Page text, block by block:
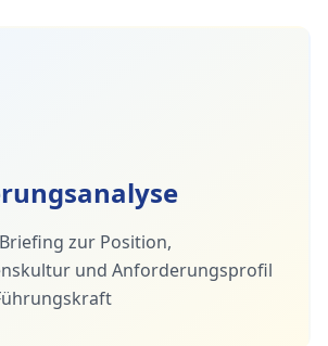
zur Position,
und Anforderungsprofil